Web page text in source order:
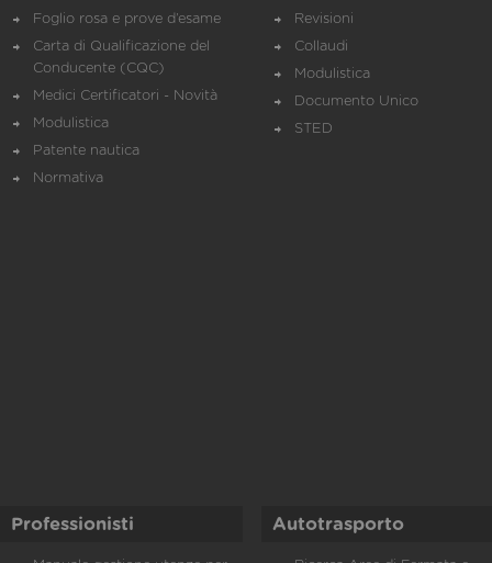
Foglio rosa e prove d’esame
Carta di Qualificazione del
Conducente (CQC)
Medici Certificatori - Novità
Modulistica
Patente nautica
Normativa
Revisioni
Collaudi
Modulistica
Documento Unico
STED
Professionisti Autotrasporto